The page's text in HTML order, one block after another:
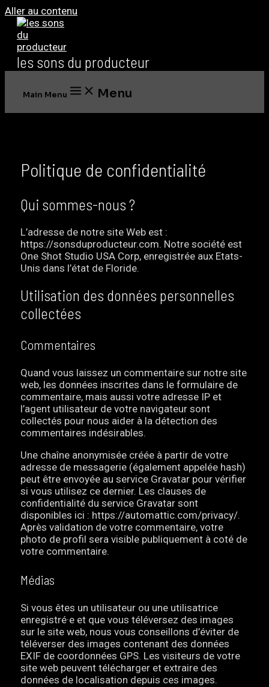
Aller au contenu
les sons du producteur
Main Menu Menu
Politique de confidentialité
Qui sommes-nous ?
L’adresse de notre site Web est :
https://sonsduproducteur.com. Notre société est
One Shot Studio USA Corp, enregistrée aux Etats-
Unis dans l’état de Floride.
Utilisation des données personnelles
collectées
Commentaires
Quand vous laissez un commentaire sur notre site
web, les données inscrites dans le formulaire de
commentaire, mais aussi votre adresse IP et
l’agent utilisateur de votre navigateur sont
collectés pour nous aider à la détection des
commentaires indésirables.
Une chaîne anonymisée créée à partir de votre
adresse de messagerie (également appelée hash)
peut être envoyée au service Gravatar pour vérifier
si vous utilisez ce dernier. Les clauses de
confidentialité du service Gravatar sont
disponibles ici : https://automattic.com/privacy/.
Après validation de votre commentaire, votre
photo de profil sera visible publiquement à coté de
votre commentaire.
Médias
Si vous êtes un utilisateur ou une utilisatrice
enregistré·e et que vous téléversez des images
sur le site web, nous vous conseillons d’éviter de
téléverser des images contenant des données
EXIF de coordonnées GPS. Les visiteurs de votre
site web peuvent télécharger et extraire des
données de localisation depuis ces images.